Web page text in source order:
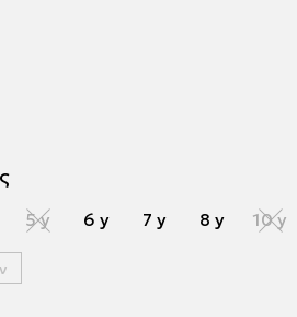
5 y 6 y 7 y 8 y 10 y